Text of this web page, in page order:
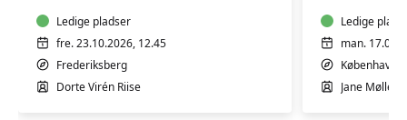
Ledige pladser
fre. 23.10.2026, 12.45
Frederiksberg
Dorte Virén Riise
Ledige
man.
København
Jane